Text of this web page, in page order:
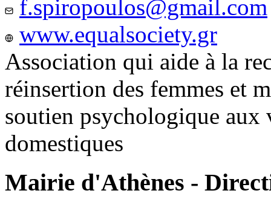
f.spiropoulos@gmail.com
www.equalsociety.gr
Association qui aide à la
réinsertion des femmes et
soutien psychologique aux
domestiques
Mairie d'Athènes -